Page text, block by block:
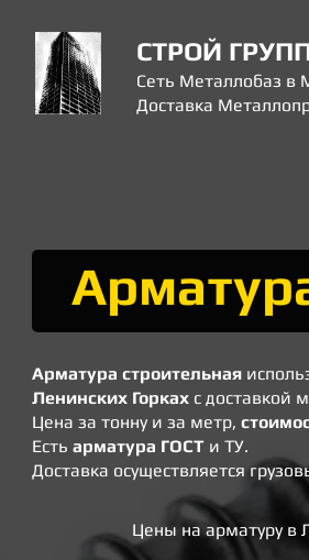
СТРОЙ
Сеть Металлобаз в
Доставка
Арматура строительная
Ленинских Горках с доставкой
Цена за тонну и за метр,
​Есть арматура ГОСТи ТУ.
​Доставка осуществляется
Цены на арматуру в